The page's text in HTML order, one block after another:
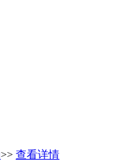
>> 查看详情